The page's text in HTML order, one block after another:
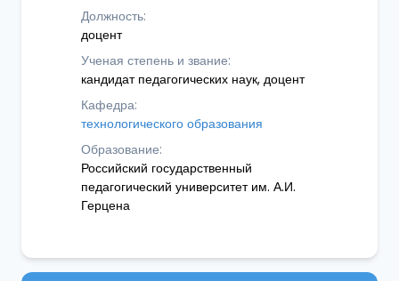
Должность:
доцент
Ученая степень и звание:
кандидат педагогических наук, доцент
Кафедра:
технологического образования
Образование:
Российский государственный
педагогический университет им. А.И.
Герцена